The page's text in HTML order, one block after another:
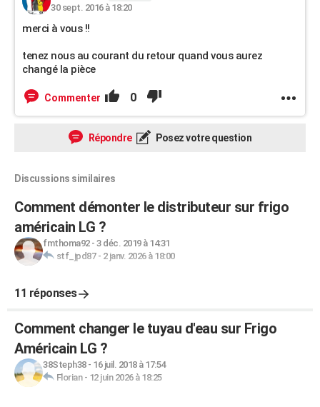
30 sept. 2016 à 18:20
merci à vous !!
tenez nous au courant du retour quand vous aurez
changé la pièce
Commenter 0
Répondre Posez votre question
Discussions similaires
Comment démonter le distributeur sur frigo
américain LG ?
fmthoma92- 3 déc. 2019 à 14:31
stf_jpd87- 2 janv. 2026 à 18:00
11 réponses
Comment changer le tuyau d'eau sur Frigo
Américain LG ?
38Steph38- 16 juil. 2018 à 17:54
Florian- 12 juin 2026 à 18:25